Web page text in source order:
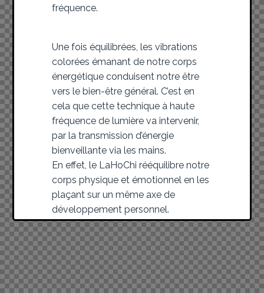
fréquence.
Une fois équilibrées, les vibrations
colorées émanant de notre corps
énergétique conduisent notre être
vers le bien-être général. C’est en
cela que cette technique à haute
fréquence de lumière va intervenir,
par la transmission d’énergie
bienveillante via les mains.
En effet, le LaHoChi rééquilibre notre
corps physique et émotionnel en les
plaçant sur un même axe de
développement personnel.
Ce soin accompagne vers la
guérison des traumatismes
émotionnels qui empêchent l’énergie